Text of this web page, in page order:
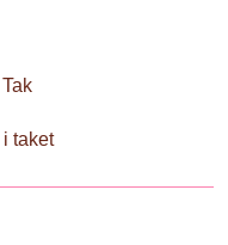
i taket